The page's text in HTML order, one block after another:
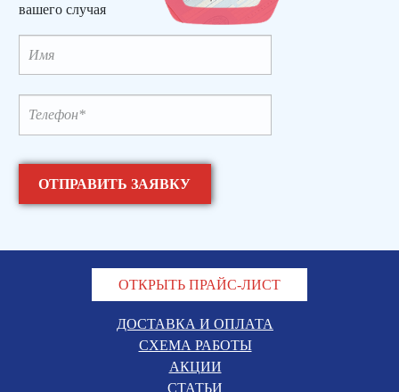
вашего случая
ОТКРЫТЬ ПРАЙС-ЛИСТ
ДОСТАВКА И ОПЛАТА
СХЕМА РАБОТЫ
АКЦИИ
СТАТЬИ